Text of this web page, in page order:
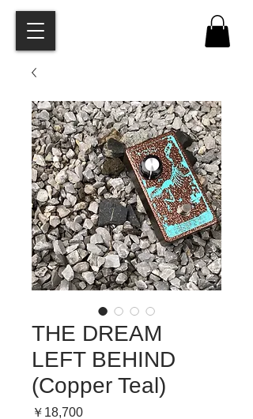
THE DREAM
LEFT BEHIND
(Copper Teal)
￥18,700価